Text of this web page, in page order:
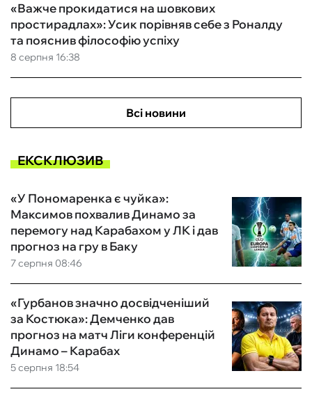
8 серпня 16:38
«Важче прокидатися на шовкових
простирадлах»: Усик порівняв себе з Роналду
та пояснив філософію успіху
Всі новини
ЕКСКЛЮЗИВ
7 серпня 08:46
«У Пономаренка є чуйка»:
Максимов похвалив Динамо за
перемогу над Карабахом у ЛК і дав
прогноз на гру в Баку
5 серпня 18:54
«Гурбанов значно досвідченіший
за Костюка»: Демченко дав
прогноз на матч Ліги конференцій
Динамо – Карабах